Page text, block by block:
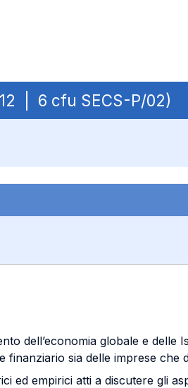
| 6 cfu SECS-P/02)
dell’economia globale e delle
sia delle imprese che
empirici atti a discutere gli